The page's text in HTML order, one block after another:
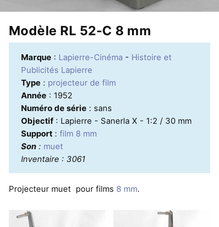
Modèle RL 52-C 8 mm
Marque: Lapierre-Cinéma - Histoire et
Publicités Lapierre
Type: projecteur de film
Année: 1952
Numéro de série: sans
Objectif: Lapierre - Sanerla X - 1:2 / 30 mm
Support: film 8 mm
Son: muet
Inventaire : 3061
Projecteur muet pour films 8 mm.